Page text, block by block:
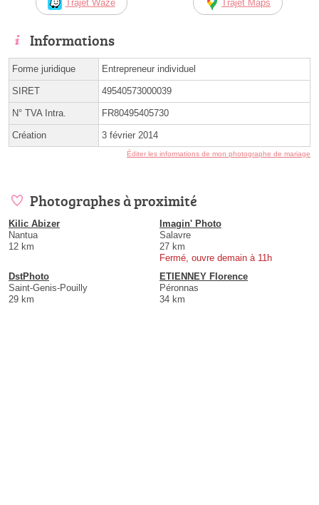
Trajet Waze Trajet Maps
Informations
Forme juridique Entrepreneur individuel
SIRET 49540573000039
N° TVA Intra. FR80495405730
Création 3 février 2014
Éditer les informations de mon photographe de mariage
Photographes à proximité
Kilic Abizer
Nantua
12 km
Imagin' Photo
Salavre
27 km
Fermé, ouvre demain à 11h
DstPhoto
Saint-Genis-Pouilly
29 km
ETIENNEY Florence
Péronnas
34 km